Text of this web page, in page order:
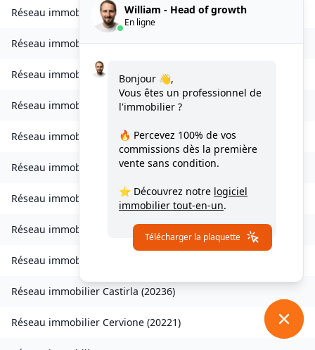
Réseau immobilierChisa(20240 )
Réseau immobilierAmpriani(20272)
Réseau immobilierBarbaggio( 20253
Réseau immobilier Borgo(20290)
Réseau immobilier Calvi( 20260)
Réseau immobilier Campana (20229)
Réseau immobilier Canale-di-Verde( 20230 )
Réseau immobilier Casevecchie
Réseau immobilier
Réseau immobilier Castirla (20236)
Réseau immobilier Cervione (20221)
William - Head of growth
En ligne
Bonjour 👋,
Vous êtes un professionnel de
l'immobilier ?
🔥 Percevez 100% de vos
commissions dès la première
vente sans condition.
⭐ Découvrez notre logiciel
immobilier tout-en-un.
Télécharger la plaquette